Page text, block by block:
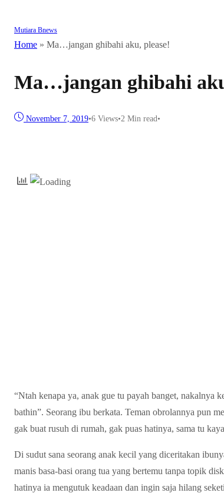
Mutiara Bnews
Home » Ma…jangan ghibahi aku, please!
Ma…jangan ghibahi
November 7, 2019•6 Views•2 Min read•
“Ntah kenapa ya, anak gue tu payah banget, nakalnya
bathin”. Seorang ibu berkata. Teman obrolannya pun
gak buat rusuh di rumah, gak puas hatinya, sama tu
Di sudut sana seorang anak kecil yang diceritakan
manis basa-basi orang tua yang bertemu tanpa topik
hatinya ia mengutuk keadaan dan ingin saja hilang